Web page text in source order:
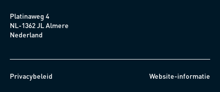
Platinaweg 4
NL-1362 JL Almere
Nederland
Privacybeleid Website-informatie